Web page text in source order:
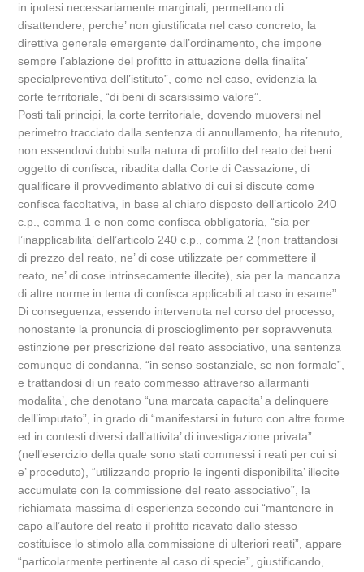
in ipotesi necessariamente marginali, permettano di
disattendere, perche’ non giustificata nel caso concreto, la
direttiva generale emergente dall’ordinamento, che impone
sempre l’ablazione del profitto in attuazione della finalita’
specialpreventiva dell’istituto”, come nel caso, evidenzia la
corte territoriale, “di beni di scarsissimo valore”.
Posti tali principi, la corte territoriale, dovendo muoversi nel
perimetro tracciato dalla sentenza di annullamento, ha ritenuto,
non essendovi dubbi sulla natura di profitto del reato dei beni
oggetto di confisca, ribadita dalla Corte di Cassazione, di
qualificare il provvedimento ablativo di cui si discute come
confisca facoltativa, in base al chiaro disposto dell’articolo 240
c.p., comma 1 e non come confisca obbligatoria, “sia per
l’inapplicabilita’ dell’articolo 240 c.p., comma 2 (non trattandosi
di prezzo del reato, ne’ di cose utilizzate per commettere il
reato, ne’ di cose intrinsecamente illecite), sia per la mancanza
di altre norme in tema di confisca applicabili al caso in esame”.
Di conseguenza, essendo intervenuta nel corso del processo,
nonostante la pronuncia di proscioglimento per sopravvenuta
estinzione per prescrizione del reato associativo, una sentenza
comunque di condanna, “in senso sostanziale, se non formale”,
e trattandosi di un reato commesso attraverso allarmanti
modalita’, che denotano “una marcata capacita’ a delinquere
dell’imputato”, in grado di “manifestarsi in futuro con altre forme
ed in contesti diversi dall’attivita’ di investigazione privata”
(nell’esercizio della quale sono stati commessi i reati per cui si
e’ proceduto), “utilizzando proprio le ingenti disponibilita’ illecite
accumulate con la commissione del reato associativo”, la
richiamata massima di esperienza secondo cui “mantenere in
capo all’autore del reato il profitto ricavato dallo stesso
costituisce lo stimolo alla commissione di ulteriori reati”, appare
“particolarmente pertinente al caso di specie”, giustificando,